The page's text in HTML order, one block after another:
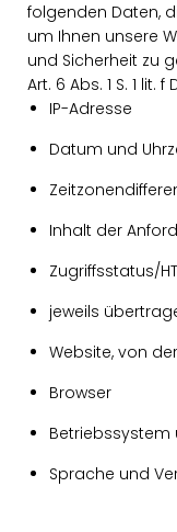
folgenden Daten,
um Ihnen unsere
und Sicherheit zu
Art. 6 Abs. 1 S. 1 lit. f
IP-Adresse
Datum und
Inhalt der
Zugriffsstatus/
jeweils
Website, von
Browser
Sprache und